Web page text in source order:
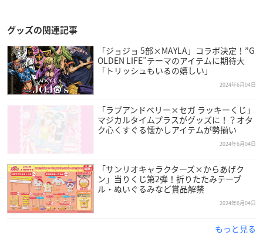
グッズの関連記事
「ジョジョ 5部×MAYLA」コラボ決定！”G
OLDEN LIFE”テーマのアイテムに期待大
「トリッシュもいるの嬉しい」
2024年6月04日
「ラブアンドベリー×セガ ラッキーくじ」
マジカルタイムプラスがグッズに！？オタ
ク心くすぐる懐かしアイテムが勢揃い
2024年6月04日
「サンリオキャラクターズ×からあげク
ン」当りくじ第2弾！折りたたみテーブ
ル・ぬいぐるみなど賞品解禁
2024年6月04日
もっと見る